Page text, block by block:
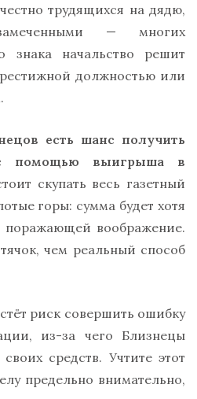
трудящихся на дядю,
— многих
знака начальство решит
должностью или
есть шанс получить
помощью выигрыша в
скупать весь газетный
горы: сумма будет хотя
поражающей воображение.
чем реальный способ
риск совершить ошибку
из-за чего Близнецы
средств. Учтите этот
предельно внимательно,